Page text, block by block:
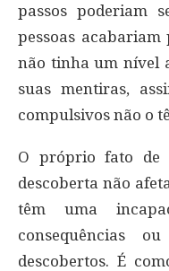
passos poderiam
pessoas
não tinha um nível
suas mentiras,
compulsivos não o
O próprio fato de
descoberta não
têm uma
consequências
descobertos. É